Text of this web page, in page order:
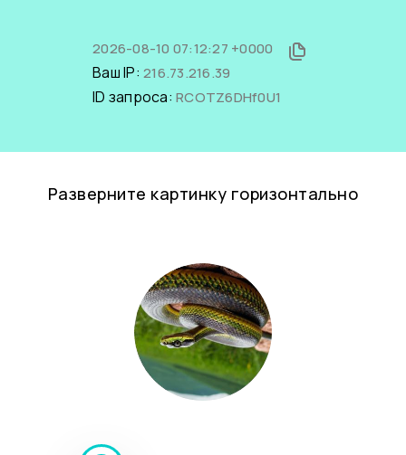
2026-08-10 07:12:27 +0000
Ваш IP: 216.73.216.39
ID запроса: RCOTZ6DHf0U1
Разверните картинку горизонтально